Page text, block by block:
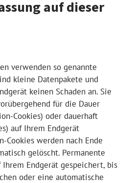
auf dieser
verwenden so genannte
kleine Datenpakete und
keinen Schaden an. Sie
für die Dauer
Cookies) oder dauerhaft
auf Ihrem Endgerät
Cookies werden nach Ende
gelöscht. Permanente
Ihrem Endgerät gespeichert, bis
oder eine automatische